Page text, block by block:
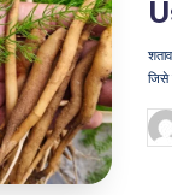
जिसे
by